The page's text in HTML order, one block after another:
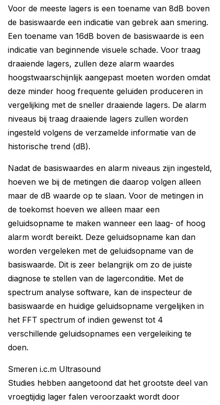
Voor de meeste lagers is een toename van 8dB boven
de basiswaarde een indicatie van gebrek aan smering.
Een toename van 16dB boven de basiswaarde is een
indicatie van beginnende visuele schade. Voor traag
draaiende lagers, zullen deze alarm waardes
hoogstwaarschijnlijk aangepast moeten worden omdat
deze minder hoog frequente geluiden produceren in
vergelijking met de sneller draaiende lagers. De alarm
niveaus bij traag draaiende lagers zullen worden
ingesteld volgens de verzamelde informatie van de
historische trend (dB).
Nadat de basiswaardes en alarm niveaus zijn ingesteld,
hoeven we bij de metingen die daarop volgen alleen
maar de dB waarde op te slaan. Voor de metingen in
de toekomst hoeven we alleen maar een
geluidsopname te maken wanneer een laag- of hoog
alarm wordt bereikt. Deze geluidsopname kan dan
worden vergeleken met de geluidsopname van de
basiswaarde. Dit is zeer belangrijk om zo de juiste
diagnose te stellen van de lagerconditie. Met de
spectrum analyse software, kan de inspecteur de
basiswaarde en huidige geluidsopname vergelijken in
het FFT spectrum of indien gewenst tot 4
verschillende geluidsopnames een vergeleiking te
doen.
Smeren i.c.m Ultrasound
Studies hebben aangetoond dat het grootste deel van
vroegtijdig lager falen veroorzaakt wordt door